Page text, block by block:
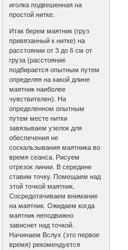
иголка подвешенная на
простой нитке.
Итак берем маятник (груз
привязанный к нитке) на
расстоянии от 3 до 6 см от
груза (расстояние
подбирается опытным путем
определяя на какой длине
маятник наиболее
чувствителен). На
определенном опытным
путем месте нитки
завязываем узелок для
обеспечения не
соскальзывания маятника во
время сеанса. Рисуем
отрезок линии. В середине
ставим точку. Помещаем над
этой точкой маятник.
Сосредотачиваем внимание
на маятник. Ожидаем когда
маятник неподвижно
зависнет над точкой.
Начинаем Вслух (это первое
время) рекомендуется